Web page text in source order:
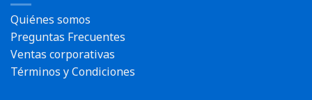
Quiénes somos
Preguntas Frecuentes
Ventas corporativas
Términos y Condiciones